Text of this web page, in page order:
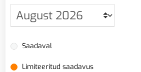
Saadaval
Limiteeritud saadavus